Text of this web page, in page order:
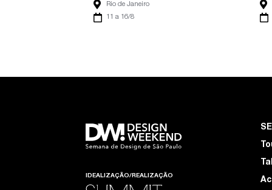
Rio de Janeiro
11 a 16/8
IDEALIZAÇÃO/REALIZAÇÃO